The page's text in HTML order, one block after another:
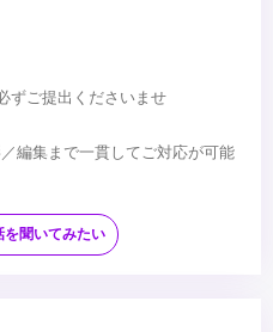
ずご提出くださいませ
編集まで一貫してご対応が可能
の使用経験
を聞いてみたい